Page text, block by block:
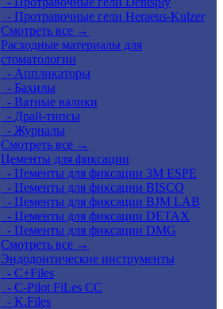
- Протравочные гели Heraeus-Kulzer
Смотреть все →
Расходные материалы для
стоматологии
- Аппликаторы
- Бахилы
- Ватные валики
- Драй-типсы
- Журналы
Смотреть все →
Цементы для фиксации
- Цементы для фиксации 3M ESPE
- Цементы для фиксации BISCO
- Цементы для фиксации BJM LAB
- Цементы для фиксации DETAX
- Цементы для фиксации DMG
Смотреть все →
Эндодонтические инструменты
- C+Files
- C-Pilot FiLes CC
- K.Files